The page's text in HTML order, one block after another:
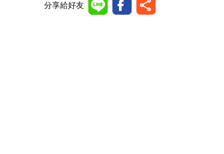
分享給好友